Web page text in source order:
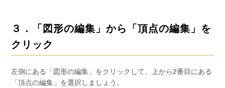
３．「図形の編集」から「頂点の編集」を
クリック
左側にある「図形の編集」をクリックして、上から2番目にある
「頂点の編集」を選択しましょう。